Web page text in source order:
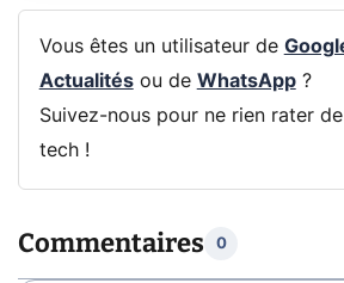
Vous êtes un utilisateur de
Actualitésou de WhatsApp?
Suivez-nous pour ne rien rater
tech !
Commentaires 0